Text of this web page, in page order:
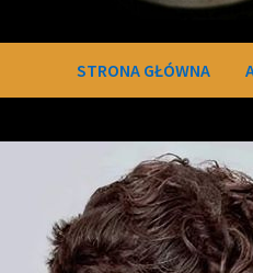
STRONA GŁÓWNA